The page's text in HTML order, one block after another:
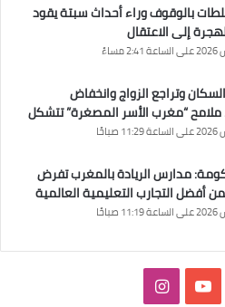
بالوقوف وراء أحداث سبتة يقود
إلى الاعتقال
وتراجع الزواج وانخفاض
ملامح “مغرب الأسر المصغرة” تتشكل
مدارس الريادة بالمغرب تفرض
أفضل التجارب التعليمية العالمية
‫YouTubeانستقرام